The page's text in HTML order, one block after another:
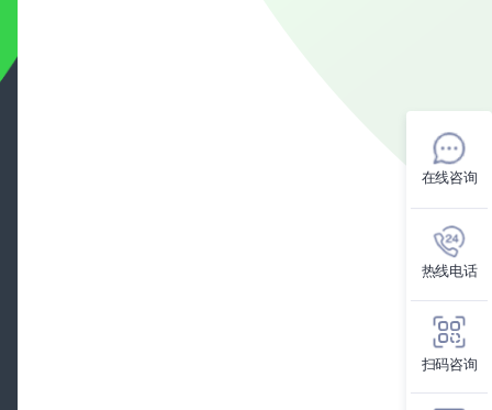
在线咨询
热线电话
扫码咨询